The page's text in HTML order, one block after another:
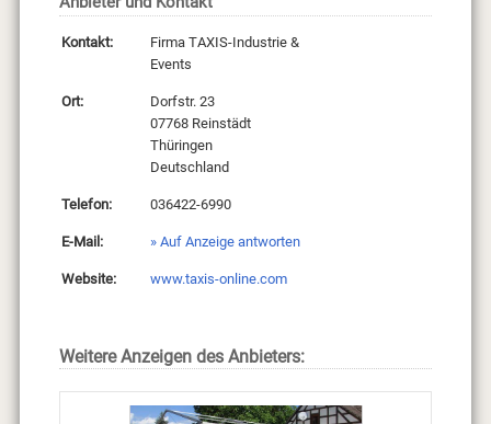
Kontakt:
Firma TAXIS-Industrie &
Events
Ort:
Dorfstr. 23
07768 Reinstädt
Thüringen
Deutschland
Telefon: 036422-6990
E-Mail: » Auf Anzeige antworten
Website: www.taxis-online.com
Weitere Anzeigen des Anbieters: